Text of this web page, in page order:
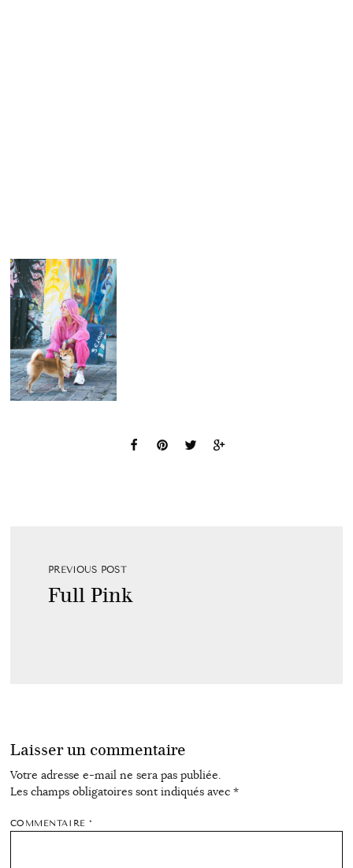
PREVIOUS POST
Full Pink
Laisser un commentaire
Votre adresse e-mail ne sera pas publiée.
Les champs obligatoires sont indiqués avec *
COMMENTAIRE*